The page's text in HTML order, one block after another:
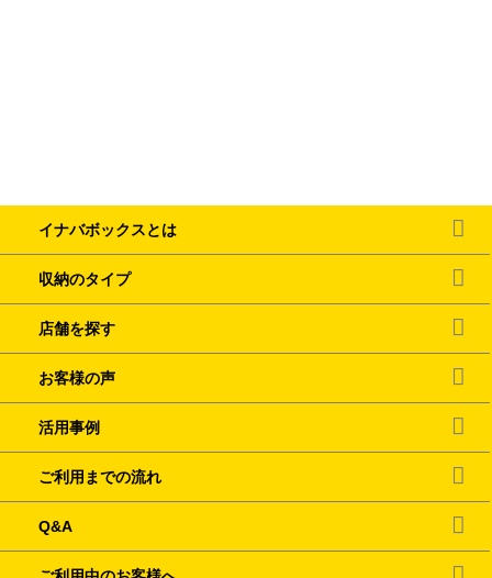
イナバボックスとは
収納のタイプ
店舗を探す
お客様の声
活用事例
ご利用までの流れ
Q&A